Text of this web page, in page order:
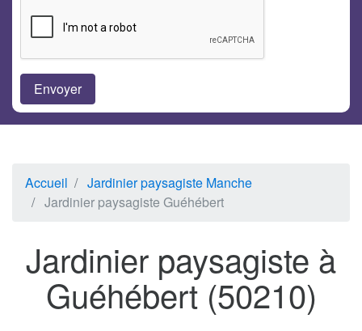
Accueil
Jardinier paysagiste Manche
Jardinier paysagiste Guéhébert
Jardinier paysagiste à
Guéhébert (50210)